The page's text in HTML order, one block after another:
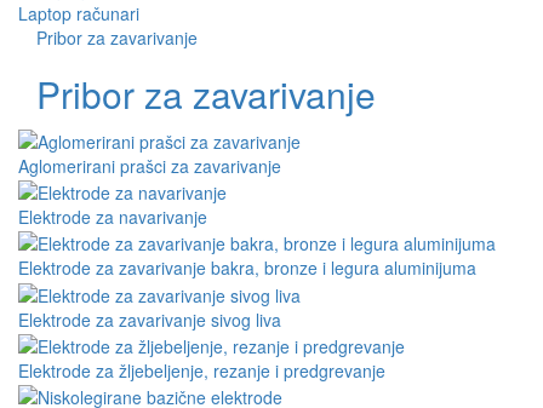
Laptop računari
Pribor za zavarivanje
Pribor za zavarivanje
Aglomerirani prašci za zavarivanje
Elektrode za navarivanje
Elektrode za zavarivanje bakra, bronze i legura aluminijuma
Elektrode za zavarivanje sivog liva
Elektrode za žljebeljenje, rezanje i predgrevanje